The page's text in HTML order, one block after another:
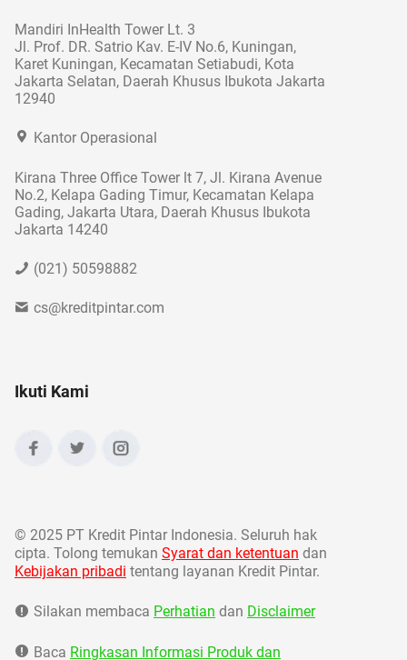
Mandiri InHealth Tower Lt. 3
Jl. Prof. DR. Satrio Kav. E-IV No.6, Kuningan,
Karet Kuningan, Kecamatan Setiabudi, Kota
Jakarta Selatan, Daerah Khusus Ibukota Jakarta
12940
Kantor Operasional
Kirana Three Office Tower lt 7, Jl. Kirana Avenue
No.2, Kelapa Gading Timur, Kecamatan Kelapa
Gading, Jakarta Utara, Daerah Khusus Ibukota
Jakarta 14240
(021) 50598882
cs@kreditpintar.com
Ikuti Kami
© 2025 PT Kredit Pintar Indonesia. Seluruh hak
cipta. Tolong temukan Syarat dan ketentuan dan
Kebijakan pribadi tentang layanan Kredit Pintar.
Silakan membaca Perhatian dan Disclaimer
Baca Ringkasan Informasi Produk dan